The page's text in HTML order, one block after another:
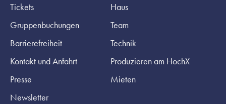
Tickets
Gruppenbuchungen
Barrierefreiheit
Kontakt und Anfahrt
Presse
Newsletter
Haus
Team
Technik
Produzieren am HochX
Mieten